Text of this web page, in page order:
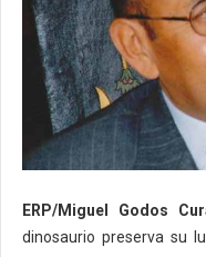
ERP/Miguel Godos
dinosaurio preserva su